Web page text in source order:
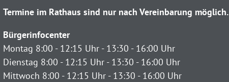
Termine im Rathaus sind nur nach Vereinbarung möglich.
Bürgerinfocenter
Montag 8:00 - 12:15 Uhr - 13:30 - 16:00 Uhr
Dienstag 8:00 - 12:15 Uhr - 13:30 - 16:00 Uhr
Mittwoch 8:00 - 12:15 Uhr - 13:30 - 16:00 Uhr